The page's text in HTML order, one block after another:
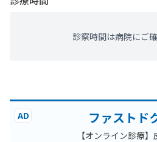
診察時間は病院にご
AD ファストド
【オンライン診療